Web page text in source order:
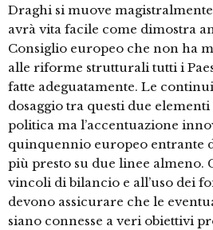
Draghi si muove
avrà vita facile come dimostra
Consiglio europeo che non ha
alle riforme strutturali tutti i
fatte adeguatamente. Le
dosaggio tra questi due
politica ma l’accentuazione
quinquennio europeo entrante
più presto su due linee almeno.
vincoli di bilancio e all’uso dei
devono assicurare che le
siano connesse a veri obiettivi